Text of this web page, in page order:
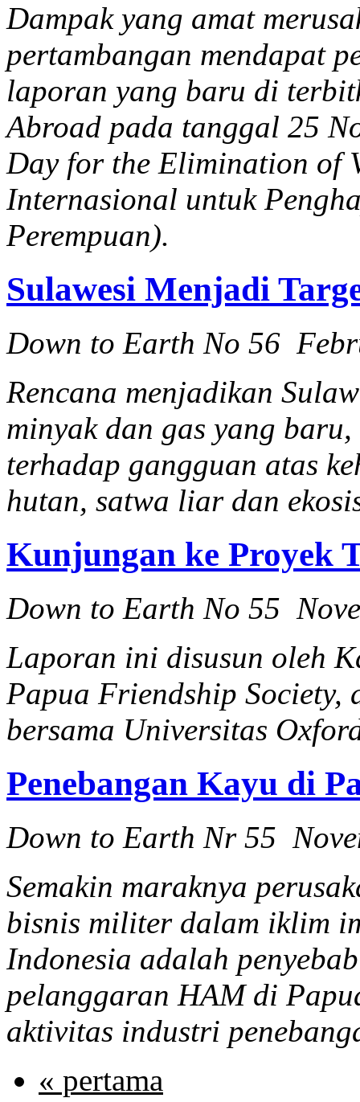
Dampak yang amat
pertambangan mendapat
laporan yang baru di
Abroad pada tanggal 25
Day for the Elimination of
Internasional untuk
Perempuan).
Sulawesi Menjadi
Down to Earth No 56
Rencana menjadikan
minyak dan gas yang
terhadap gangguan atas
hutan, satwa liar dan
Kunjungan ke Proyek
Down to Earth No 55
Laporan ini disusun oleh
Papua Friendship Society,
bersama Universitas
Penebangan Kayu di
Down to Earth Nr 55
Semakin maraknya
bisnis militer dalam iklim
Indonesia adalah
pelanggaran HAM di
aktivitas industri
« pertama